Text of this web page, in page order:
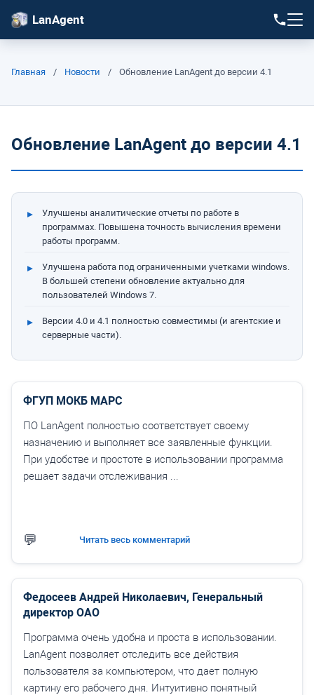
LanAgent
Главная / Новости / Обновление LanAgent до версии 4.1
Обновление LanAgent до версии 4.1
Улучшены аналитические отчеты по работе в
программах. Повышена точность вычисления времени
работы программ.
Улучшена работа под ограниченными учетками windows.
В большей степени обновление актуально для
пользователей Windows 7.
Версии 4.0 и 4.1 полностью совместимы (и агентские и
серверные части).
ФГУП МОКБ МАРС
ПО LanAgent полностью соответствует своему
назначению и выполняет все заявленные функции.
При удобстве и простоте в использовании программа
решает задачи отслеживания ...
Читать весь комментарий
Федосеев Андрей Николаевич, Генеральный
директор ОАО
Программа очень удобна и проста в использовании.
LanAgent позволяет отследить все действия
пользователя за компьютером, что дает полную
картину его рабочего дня. Интуитивно понятный